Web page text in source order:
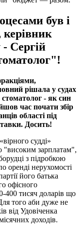
був і
керівник
Сергій
рішала у судах
- як син
час почати збір
області під
Досить!
судді»
"високим зарплатам",
з підробкою
оренді нерухомості
його батька
офісного
400 тисяч доларів що
того аби дуже не
від Удовіченка
доходів.